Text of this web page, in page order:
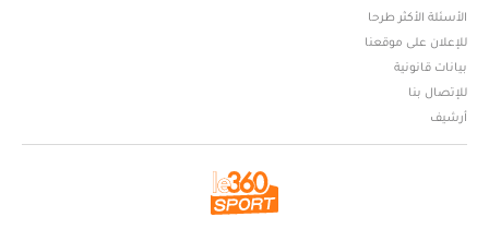
الأسئلة الأكثر طرحا
للإعلان على موقعنا
بيانات قانونية
للإتصال بنا
أرشيف